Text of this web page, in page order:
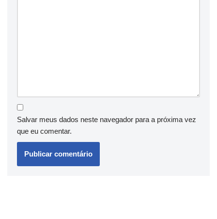
Salvar meus dados neste navegador para a próxima vez
que eu comentar.